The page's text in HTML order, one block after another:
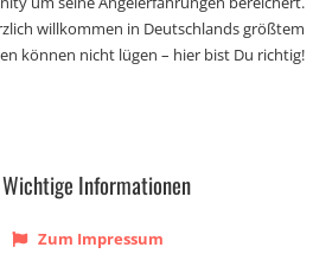
willkommen in Deutschlands größtem
können nicht lügen – hier bist Du richtig!
Wichtige Informationen
Zum Impressum